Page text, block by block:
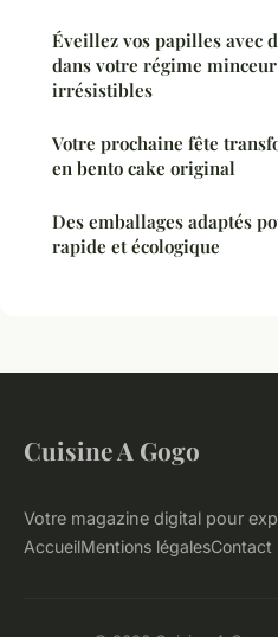
Éveillez vos papilles avec
dans votre régime
irrésistibles
Votre prochaine fête
en bento cake original
Des emballages adaptés
rapide et écologique
Cuisine A Gogo
Votre magazine digital pour
AccueilMentions légalesContact